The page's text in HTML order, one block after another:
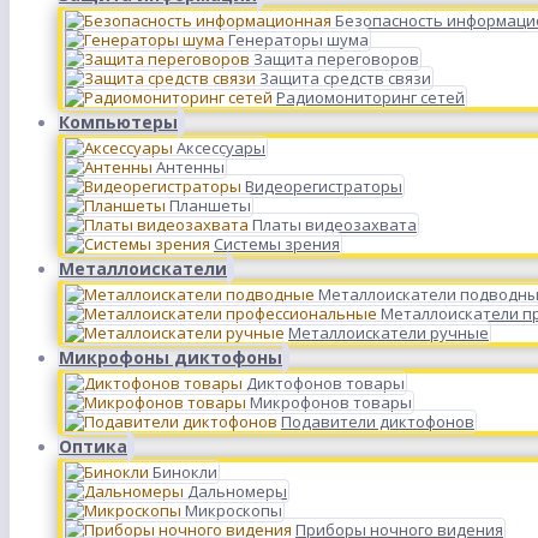
Безопасность
Генераторы шума
Защита переговоров
Защита средств связи
Радиомониторинг сетей
Компьютеры
Аксессуары
Антенны
Видеорегистраторы
Планшеты
Платы видеозахвата
Системы зрения
Металлоискатели
Металлоискатели
Металлоискатели
Металлоискатели ручные
Микрофоны диктофоны
Диктофонов товары
Микрофонов товары
Подавители диктофонов
Оптика
Бинокли
Дальномеры
Микроскопы
Приборы ночного видения